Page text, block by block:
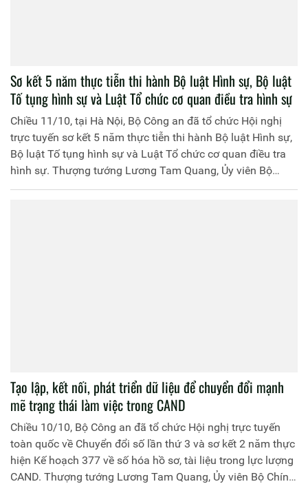
Sơ kết 5 năm thực tiễn thi hành Bộ luật Hình sự, Bộ luật
Tố tụng hình sự và Luật Tổ chức cơ quan điều tra hình sự
Chiều 11/10, tại Hà Nội, Bộ Công an đã tổ chức Hội nghị
trực tuyến sơ kết 5 năm thực tiễn thi hành Bộ luật Hình sự,
Bộ luật Tố tụng hình sự và Luật Tổ chức cơ quan điều tra
hình sự. Thượng tướng Lương Tam Quang, Ủy viên Bộ
Chính trị, Bộ trưởng Bộ Công an chủ trì hội nghị.
Tạo lập, kết nối, phát triển dữ liệu để chuyển đổi mạnh
mẽ trạng thái làm việc trong CAND
Chiều 10/10, Bộ Công an đã tổ chức Hội nghị trực tuyến
toàn quốc về Chuyển đổi số lần thứ 3 và sơ kết 2 năm thực
hiện Kế hoạch 377 về số hóa hồ sơ, tài liệu trong lực lượng
CAND. Thượng tướng Lương Tam Quang, Ủy viên Bộ Chính